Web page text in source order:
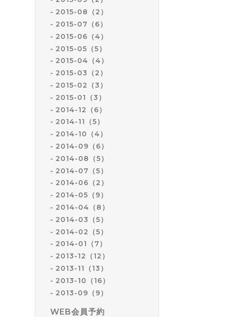
2015-08（2）
2015-07（6）
2015-06（4）
2015-05（5）
2015-04（4）
2015-03（2）
2015-02（3）
2015-01（3）
2014-12（6）
2014-11（5）
2014-10（4）
2014-09（6）
2014-08（5）
2014-07（5）
2014-06（2）
2014-05（9）
2014-04（8）
2014-03（5）
2014-02（5）
2014-01（7）
2013-12（12）
2013-11（13）
2013-10（16）
2013-09（9）
WEB会員予約